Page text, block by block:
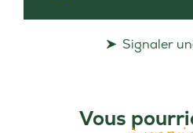
Signaler
Vous